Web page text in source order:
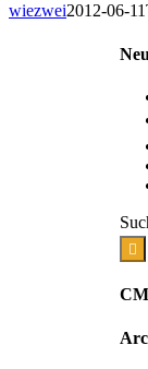
wiezwei2012-06-